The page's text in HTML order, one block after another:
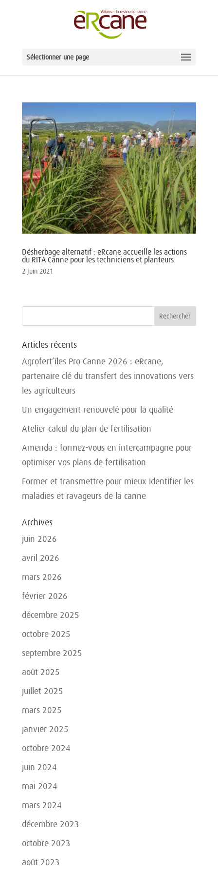
Sélectionner une page
Désherbage alternatif : eRcane accueille les actions
du RITA Canne pour les techniciens et planteurs
2 Juin 2021
Articles récents
Agrofert’îles Pro Canne 2026 : eRcane,
partenaire clé du transfert des innovations vers
les agriculteurs
Un engagement renouvelé pour la qualité
Atelier calcul du plan de fertilisation
Amenda : formez-vous en intercampagne pour
optimiser vos plans de fertilisation
Former et transmettre pour mieux identifier les
maladies et ravageurs de la canne
Archives
juin 2026
avril 2026
mars 2026
février 2026
décembre 2025
octobre 2025
septembre 2025
août 2025
juillet 2025
mars 2025
janvier 2025
octobre 2024
juin 2024
mai 2024
mars 2024
décembre 2023
octobre 2023
août 2023